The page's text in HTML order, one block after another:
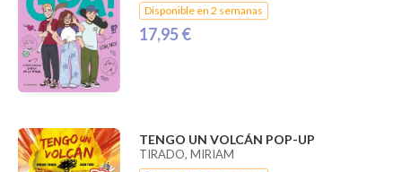
Disponible en 2 semanas
17,95 €
TENGO UN VOLCÁN POP-UP
TIRADO, MIRIAM